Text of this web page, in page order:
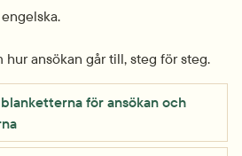
hur ansökan går till, steg för steg.
för ansökan och